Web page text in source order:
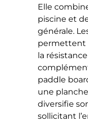
Elle
piscine et
générale.
permettent
la
paddle
une
diversifie
sollicitant